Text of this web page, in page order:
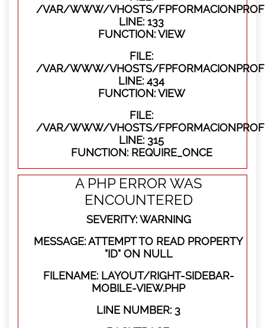
/VAR/WWW/VHOSTS/
LINE: 133
FUNCTION: VIEW
FILE:
/VAR/WWW/VHOSTS/
LINE: 434
FUNCTION: VIEW
FILE:
/VAR/WWW/VHOSTS/
LINE: 315
FUNCTION: REQUIRE_ONCE
A PHP ERROR WAS
ENCOUNTERED
SEVERITY: WARNING
MESSAGE: ATTEMPT TO READ PROPERTY
"ID" ON NULL
FILENAME: LAYOUT/RIGHT-SIDEBAR-
MOBILE-VIEW.PHP
LINE NUMBER: 3